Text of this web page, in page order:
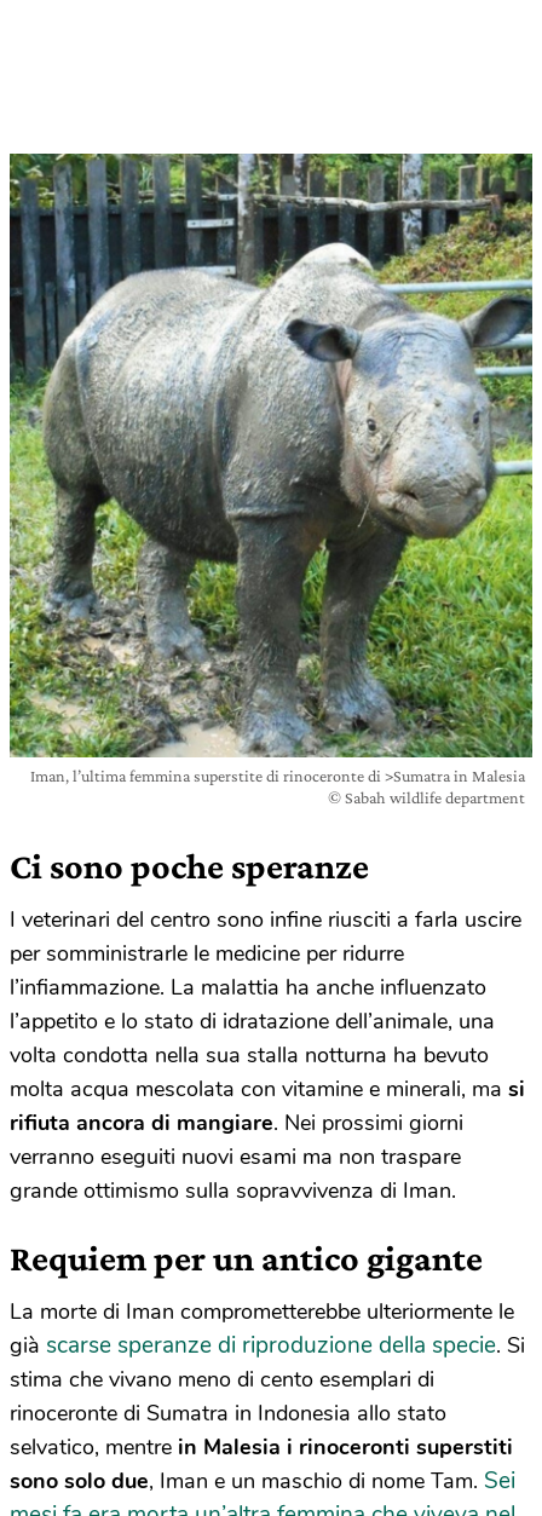
Iman, l’ultima femmina superstite di rinoceronte di >Sumatra in Malesia
© Sabah wildlife department
Ci sono poche speranze
I veterinari del centro sono infine riusciti a farla uscire
per somministrarle le medicine per ridurre
l’infiammazione. La malattia ha anche influenzato
l’appetito e lo stato di idratazione dell’animale, una
volta condotta nella sua stalla notturna ha bevuto
molta acqua mescolata con vitamine e minerali, ma si
rifiuta ancora di mangiare. Nei prossimi giorni
verranno eseguiti nuovi esami ma non traspare
grande ottimismo sulla sopravvivenza di Iman.
Requiem per un antico gigante
La morte di Iman comprometterebbe ulteriormente le
già scarse speranze di riproduzione della specie. Si
stima che vivano meno di cento esemplari di
rinoceronte di Sumatra in Indonesia allo stato
selvatico, mentre in Malesia i rinoceronti superstiti
sono solo due, Iman e un maschio di nome Tam. Sei